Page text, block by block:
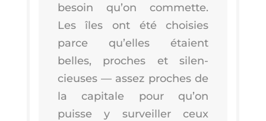
besoin qu’on com­mette.
Les îles ont été choi­sies
parce qu’elles étaient
belles, proches et silen­
cieuses — assez proches de
la capi­tale pour qu’on
puisse y sur­veiller ceux